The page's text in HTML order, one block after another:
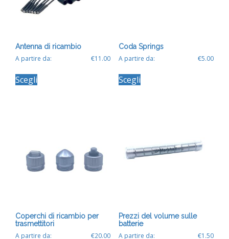
Antenna di ricambio
A partire da: €11.00
Scegli
essere
scelte
nella
Coda Springs
A partire da: €5.00
Scegliprodotto
essere
Coperchi di ricambio per
trasmettitori
A partire da: €20.00
Prezzi del volume sulle
batterie
A partire da: €1.50